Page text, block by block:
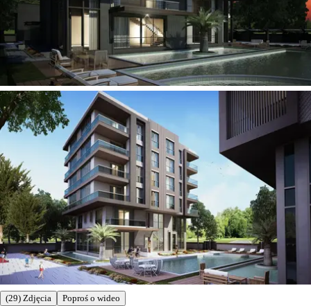
(29) Zdjęcia Poproś o wideo